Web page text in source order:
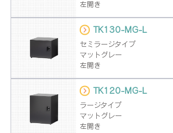
左開き
TK130-MG-L
セミラージタイプ
マットグレー
左開き
TK120-MG-L
ラージタイプ
マットグレー
左開き